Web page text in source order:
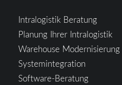
Intralogistik Beratung
Planung Ihrer Intralogistik
Warehouse Modernisierung
Systemintegration
Software-Beratung